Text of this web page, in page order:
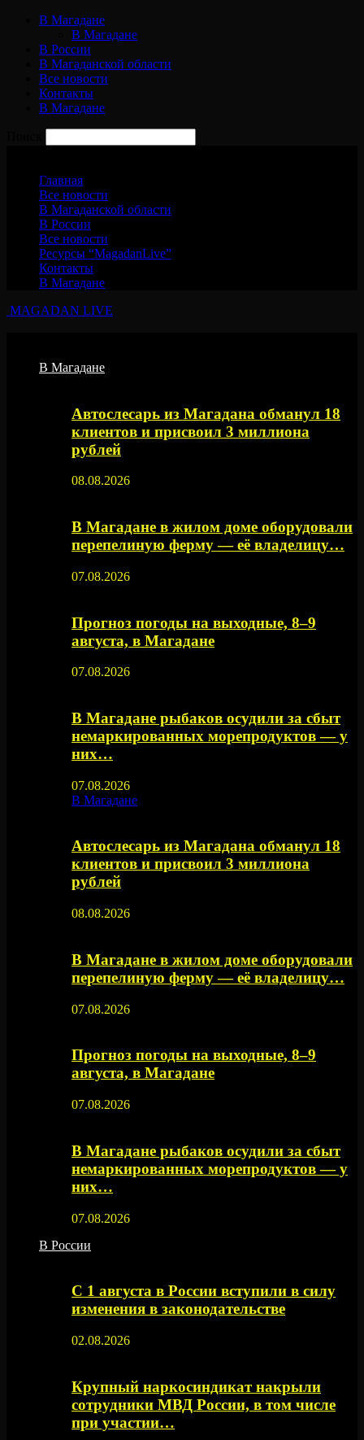
В Магадане
В Магадане
В России
В Магаданской области
Все новости
Контакты
В Магадане
Главная
Все новости
В Магаданской области
В России
Все новости
Ресурсы “MagadanLive”
Контакты
В Магадане
MAGADAN LIVE
В Магадане
Автослесарь из Магадана обманул 18
клиентов и присвоил 3 миллиона
рублей
08.08.2026
В Магадане в жилом доме оборудовали
перепелиную ферму — её владелицу…
07.08.2026
Прогноз погоды на выходные, 8–9
августа, в Магадане
07.08.2026
В Магадане рыбаков осудили за сбыт
немаркированных морепродуктов — у
них…
07.08.2026
В Магадане
Автослесарь из Магадана обманул 18
клиентов и присвоил 3 миллиона
рублей
08.08.2026
В Магадане в жилом доме оборудовали
перепелиную ферму — её владелицу…
07.08.2026
Прогноз погоды на выходные, 8–9
августа, в Магадане
07.08.2026
В Магадане рыбаков осудили за сбыт
немаркированных морепродуктов — у
них…
07.08.2026
В России
С 1 августа в России вступили в силу
изменения в законодательстве
02.08.2026
Крупный наркосиндикат накрыли
сотрудники МВД России, в том числе
при участии…